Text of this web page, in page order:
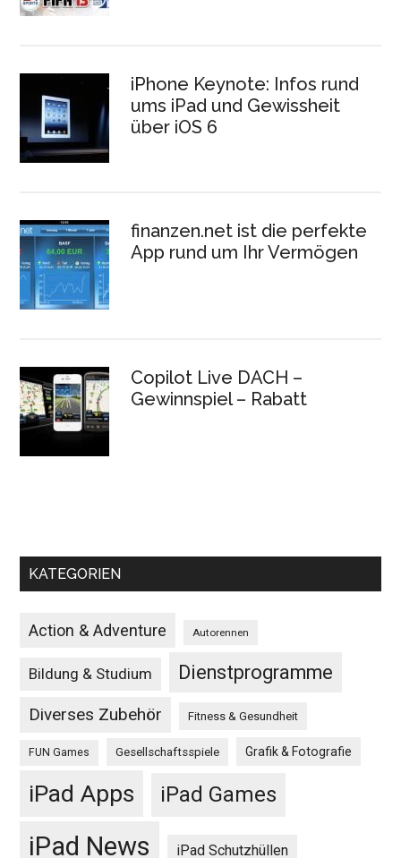
iPhone Keynote: Infos rund
ums iPad und Gewissheit
über iOS 6
finanzen.net ist die perfekte
App rund um Ihr Vermögen
Copilot Live DACH –
Gewinnspiel – Rabatt
KATEGORIEN
Action & Adventure Autorennen
Bildung & Studium Dienstprogramme
Diverses Zubehör Fitness & Gesundheit
FUN Games Gesellschaftsspiele Grafik & Fotografie
iPad Apps iPad Games
iPad News iPad Schutzhüllen